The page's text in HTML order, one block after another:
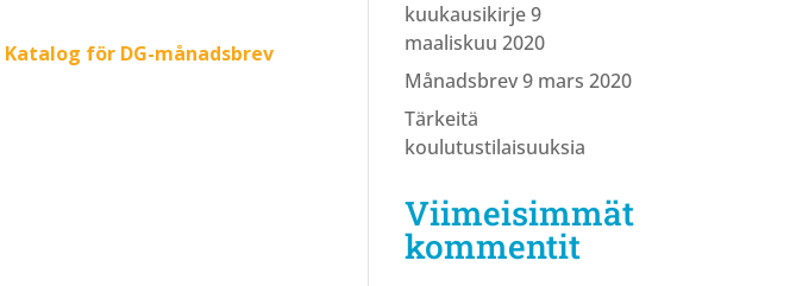
Katalog för DG-månadsbrev
kuukausikirje 9
maaliskuu 2020
Månadsbrev 9 mars 2020
Tärkeitä
koulutustilaisuuksia
Viimeisimmät
kommentit